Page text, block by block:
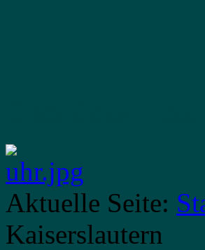
Aktuelle Seite:
Kaiserslautern